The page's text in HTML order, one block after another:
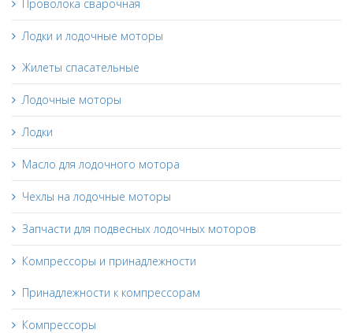
Проволока сварочная
Лодки и лодочные моторы
Жилеты спасательные
Лодочные моторы
Лодки
Масло для лодочного мотора
Чехлы на лодочные моторы
Запчасти для подвесных лодочных моторов
Компрессоры и принадлежности
Принадлежности к компрессорам
Компрессоры